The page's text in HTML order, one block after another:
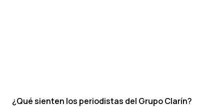
¿Qué sienten los periodistas del Grupo Clarí­n?